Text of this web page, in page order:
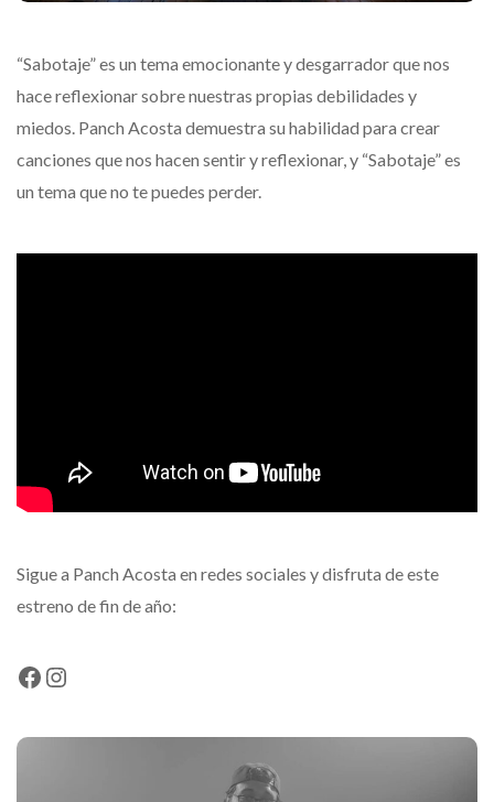
“Sabotaje” es un tema emocionante y desgarrador que nos
hace reflexionar sobre nuestras propias debilidades y
miedos. Panch Acosta demuestra su habilidad para crear
canciones que nos hacen sentir y reflexionar, y “Sabotaje” es
un tema que no te puedes perder.
Sigue a Panch Acosta en redes sociales y disfruta de este
estreno de fin de año:
Facebook
Instagram